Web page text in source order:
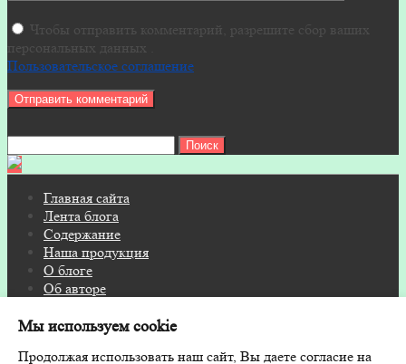
Чтобы отправить комментарий, разрешите сбор ваших
персональных данных .
Пользовательское соглашение
Главная сайта
Лента блога
Содержание
Наша продукция
О блоге
Об авторе
© 2026 Блог на FITOSAUNA.RU · Дизайн и поддержка:
Мы используем cookie
Продолжая использовать наш сайт, Вы даете согласие на